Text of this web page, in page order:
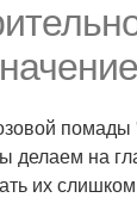
делаем на
их